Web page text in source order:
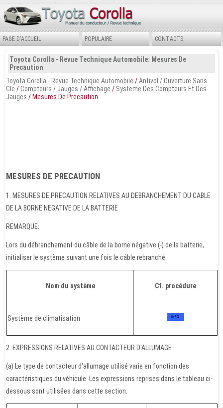
PAGE D'ACCUEIL POPULAIRE CONTACTS
Toyota Corolla - Revue Technique Automobile: Mesures De
Precaution
Toyota Corolla - Revue Technique Automobile /Antivol / Ouverture Sans
Cle /Compteurs / Jauges / Affichage / Systeme Des Compteurs Et Des
Jauges / Mesures De Precaution
MESURES DE PRECAUTION
1. MESURES DE PRECAUTION RELATIVES AU DEBRANCHEMENT DU CABLE
DE LA BORNE NEGATIVE DE LA BATTERIE
REMARQUE:
Lors du débranchement du câble de la borne négative (-) de la batterie,
initialiser le système suivant une fois le câble rebranché.
Nom du système Cf. procédure
Système de climatisation
2. EXPRESSIONS RELATIVES AU CONTACTEUR D'ALLUMAGE
(a) Le type de contacteur d'allumage utilisé varie en fonction des
caractéristiques du véhicule. Les expressions reprises dans le tableau ci-
dessous sont utilisées dans cette section.